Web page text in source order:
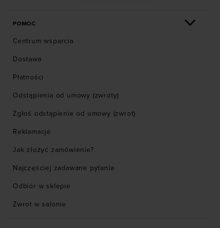
POMOC
Centrum wsparcia
Dostawa
Płatności
Odstąpienia od umowy (zwroty)
Zgłoś odstąpienie od umowy (zwrot)
Reklamacje
Jak złożyć zamówienie?
Najczęściej zadawane pytania
Odbiór w sklepie
Zwrot w salonie